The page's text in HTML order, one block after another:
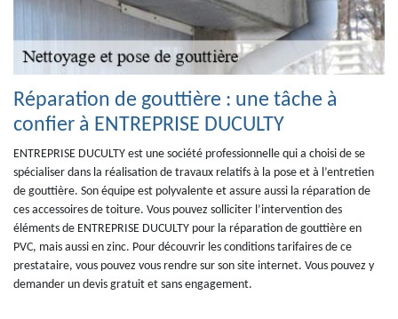
Réparation de gouttière : une tâche à
confier à ENTREPRISE DUCULTY
ENTREPRISE DUCULTY est une société professionnelle qui a choisi de se
spécialiser dans la réalisation de travaux relatifs à la pose et à l’entretien
de gouttière. Son équipe est polyvalente et assure aussi la réparation de
ces accessoires de toiture. Vous pouvez solliciter l’intervention des
éléments de ENTREPRISE DUCULTY pour la réparation de gouttière en
PVC, mais aussi en zinc. Pour découvrir les conditions tarifaires de ce
prestataire, vous pouvez vous rendre sur son site internet. Vous pouvez y
demander un devis gratuit et sans engagement.